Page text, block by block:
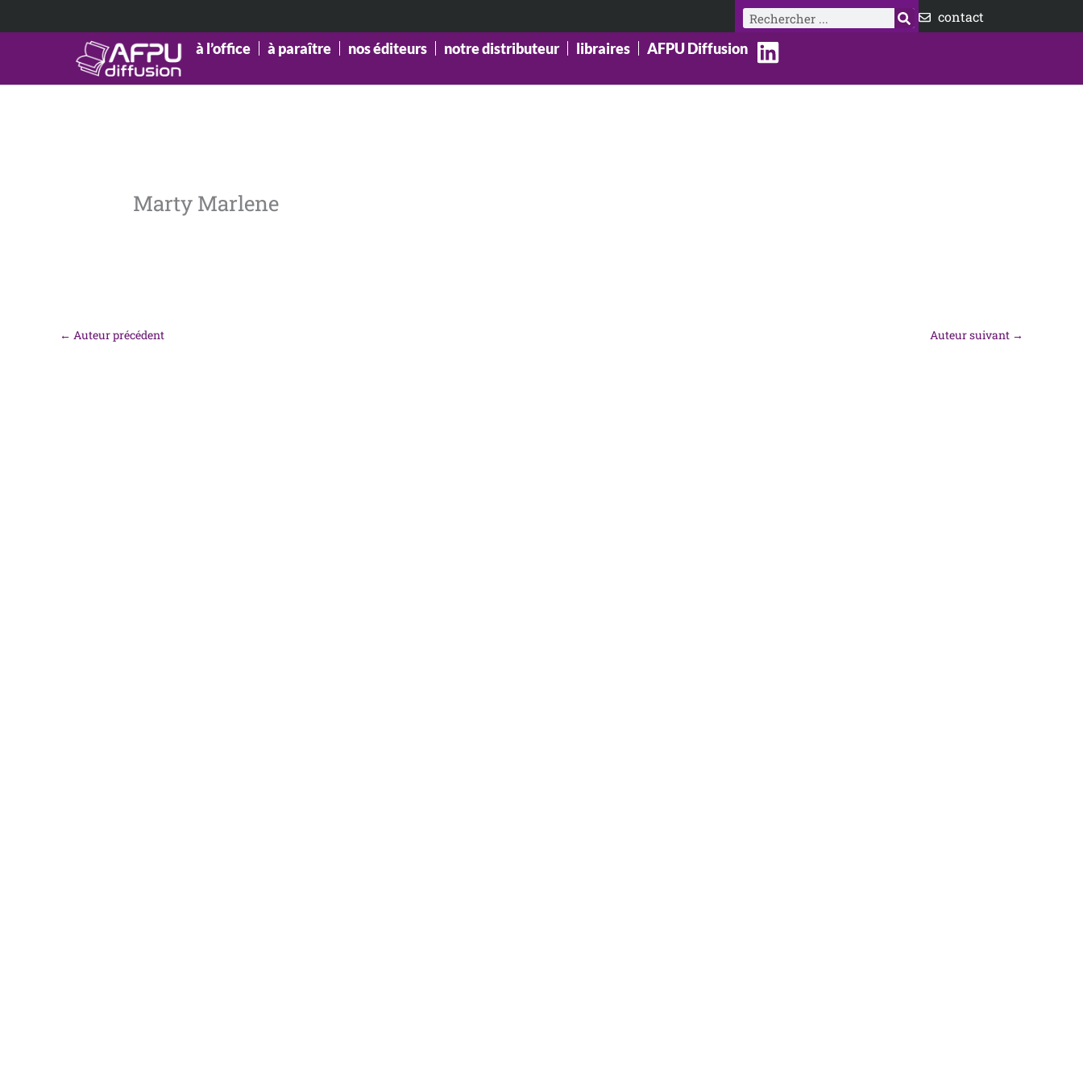
Rechercher contact
à l’office à paraître nos éditeurs notre distributeur libraires AFPU Diffusion
Marty Marlene
← Auteur précédent Auteur suivant →